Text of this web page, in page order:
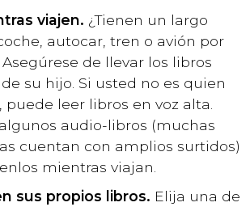
viajen. ¿Tienen un largo
autocar, tren o avión por
de llevar los libros
su hijo. Si usted no es quien
puede leer libros en voz alta.
audio-libros (muchas
cuentan con amplios surtidos)
mientras viajan.
sus propios libros. Elija una de